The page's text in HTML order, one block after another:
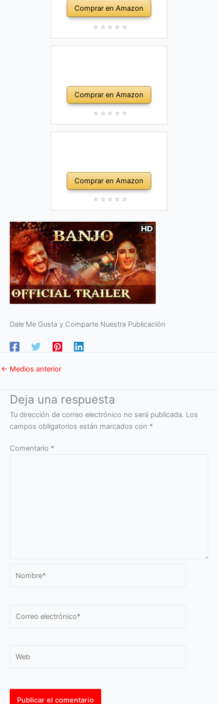
Comprar en Amazon
Comprar en Amazon
Comprar en Amazon
Dale Me Gusta y Comparte Nuestra Publicación
← Medios anterior
Deja una respuesta
Tu dirección de correo electrónico no será publicada. Los
campos obligatorios están marcados con *
Comentario *
electrónico*